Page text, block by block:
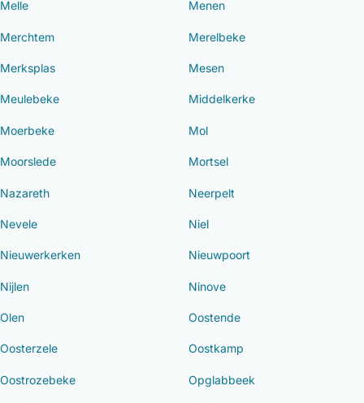
Melle Menen
Merchtem Merelbeke
Merksplas Mesen
Meulebeke Middelkerke
Moerbeke Mol
Moorslede Mortsel
Nazareth Neerpelt
Nevele Niel
Nieuwerkerken Nieuwpoort
Nijlen Ninove
Olen Oostende
Oosterzele Oostkamp
Oostrozebeke Opglabbeek